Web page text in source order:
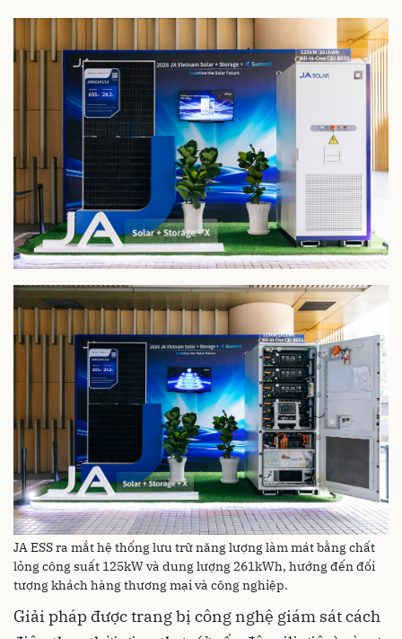
JA ESS ra mắt hệ thống lưu trữ năng lượng làm mát bằng chất
lỏng công suất 125kW và dung lượng 261kWh, hướng đến đối
tượng khách hàng thương mại và công nghiệp.
Giải pháp được trang bị công nghệ giám sát cách